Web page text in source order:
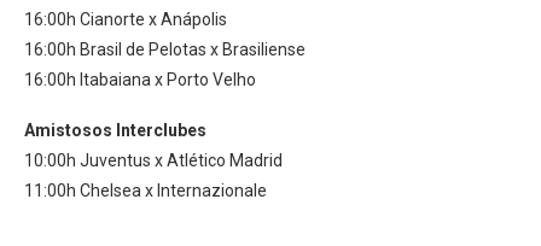
16:00h Cianorte x Anápolis
16:00h Brasil de Pelotas x Brasiliense
16:00h Itabaiana x Porto Velho
Amistosos Interclubes
10:00h Juventus x Atlético Madrid
11:00h Chelsea x Internazionale